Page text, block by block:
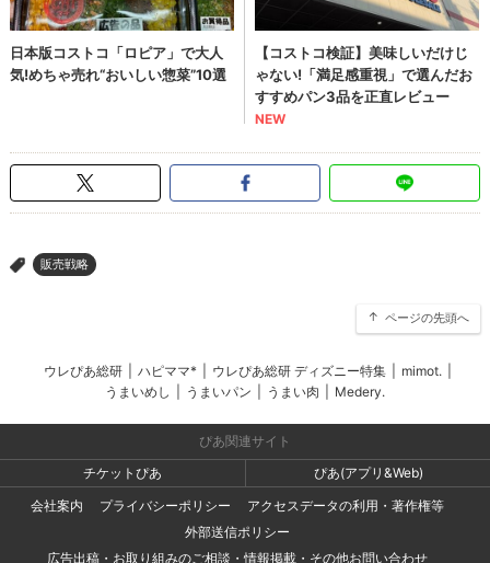
> 販売戦略
ページの先頭へ
ウレぴあ総研 ハピママ* ウレぴあ総研 ディズニー特集 mimot.
うまいめし
うまいパン うまい肉 Medery.
ぴあ関連サイト
チケットぴあ
ぴあ(アプリ&Web)
会社案内
プライバシーポリシー
アクセスデータの利用・著作権等
外部送信ポリシー
広告出稿・お取り組みのご相談・情報掲載・その他お問い合わせ